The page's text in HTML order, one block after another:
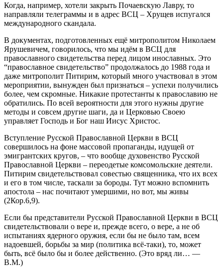
Когда, например, хотели закрыть Почаевскую Лавру, то
направляли телеграммы и в адрес ВСЦ – Хрущев испугался
международного скандала.
В документах, подготовленных ещё митрополитом Николаем
Ярушевичем, говорилось, что мы идём в ВСЦ для
православного свидетельства перед лицом инославных. Это
“православное свидетельство” продолжалось до 1988 года и
даже митрополит Питирим, который много участвовал в этом
мероприятии, вынужден был признаться – успехи получились
более, чем скромные. Никакие протестанты к православию не
обратились. По всей вероятности для этого нужны другие
методы и совсем другие шаги, да и Церковью Своею
управляет Господь и Бог наш Иисус Христос.
Вступление Русской Православной Церкви в ВСЦ
совершилось на фоне массовой пропаганды, идущей от
эмигрантских кругов, – что вообще духовенство Русской
Православной Церкви – переодетые комсомольские деятели.
Питирим свидетельствовал совестью священника, что их всех
и его в том числе, таскали за бороды. Тут можно вспомнить
апостола – нас почитают умершими, но вот, мы живы
(2Кор.6,9).
Если бы представители Русской Православной Церкви в ВСЦ
свидетельствовали о вере и, прежде всего, о вере, а не об
испытаниях ядерного оружия, если бы не было там, всем
надоевшей, борьбы за мир (политика всё‑таки), то, может
быть, всё было бы и более действенно. (Это вряд ли… —
В.М.)